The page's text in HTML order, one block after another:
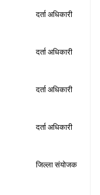
दर्ता अधिकारी
दर्ता अधिकारी
दर्ता अधिकारी
दर्ता अधिकारी
जिल्ला संयोजक